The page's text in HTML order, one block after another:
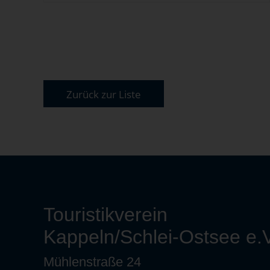
Zurück zur Liste
Touristikverein
Kappeln/Schlei-Ostsee
Mühlenstraße 24